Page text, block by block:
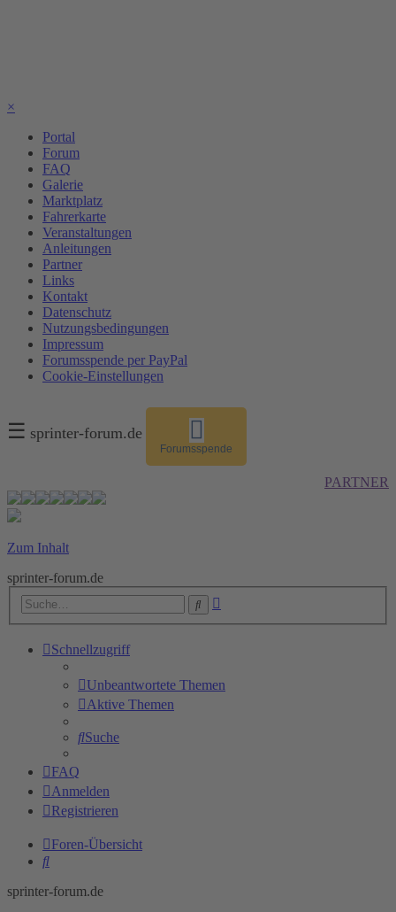
×
Portal
Forum
FAQ
Galerie
Marktplatz
Fahrerkarte
Veranstaltungen
Anleitungen
Partner
Links
Kontakt
Datenschutz
Nutzungsbedingungen
Impressum
Forumsspende per PayPal
Cookie-Einstellungen
☰ sprinter-forum.de
Forumsspende
PARTNER
Zum Inhalt
sprinter-forum.de
Suche
Schnellzugriff
Unbeantwortete Themen
Aktive Themen
Suche
FAQ
Anmelden
Registrieren
Foren-Übersicht
Suche
sprinter-forum.de